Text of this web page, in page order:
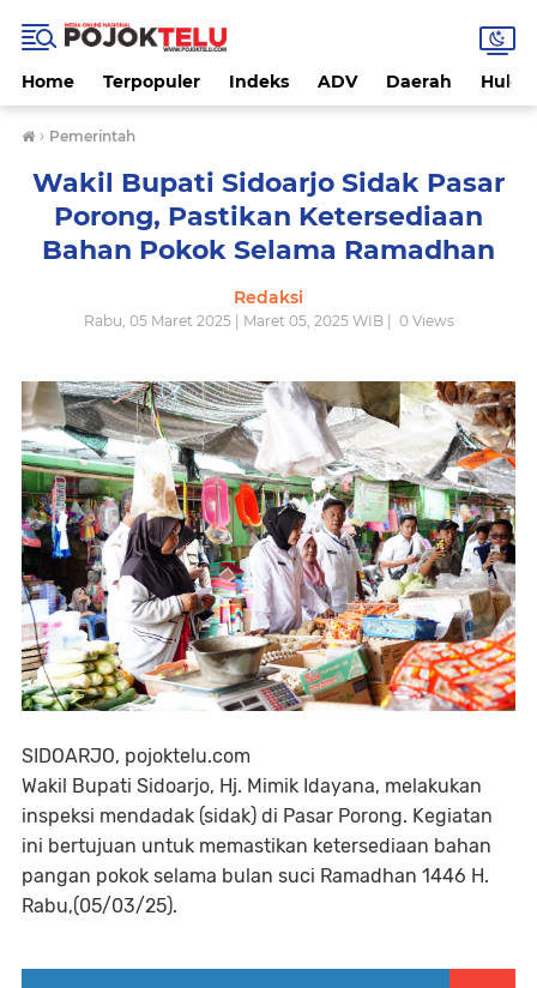
Home Terpopuler Indeks ADV Daerah
› Pemerintah
Wakil Bupati Sidoarjo Sidak Pasar
Porong, Pastikan Ketersediaan
Bahan Pokok Selama Ramadhan
Redaksi
Rabu, 05 Maret 2025 | Maret 05, 2025 WIB | 0Views
SIDOARJO, pojoktelu.com
Wakil Bupati Sidoarjo, Hj. Mimik Idayana, melakukan
inspeksi mendadak (sidak) di Pasar Porong. Kegiatan
ini bertujuan untuk memastikan ketersediaan bahan
pangan pokok selama bulan suci Ramadhan 1446 H.
Rabu,(05/03/25).